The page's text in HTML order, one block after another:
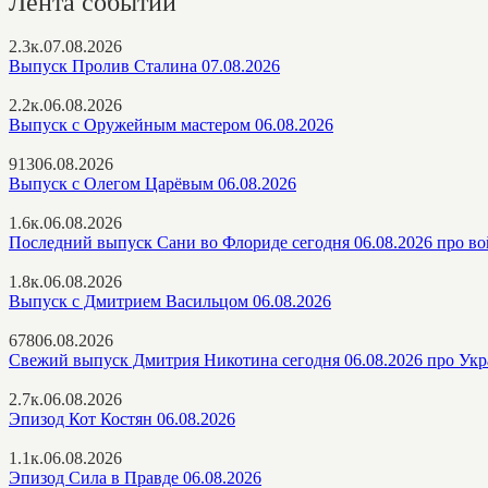
2.3к.07.08.2026
Выпуск Пролив Сталина 07.08.2026
2.2к.06.08.2026
Выпуск с Оружейным мастером 06.08.2026
91306.08.2026
Выпуск с Олегом Царёвым 06.08.2026
1.6к.06.08.2026
Последний выпуск Сани во Флориде сегодня 06.08.2026 про
1.8к.06.08.2026
Выпуск с Дмитрием Васильцом 06.08.2026
67806.08.2026
Свежий выпуск Дмитрия Никотина сегодня 06.08.2026 про
2.7к.06.08.2026
Эпизод Кот Костян 06.08.2026
1.1к.06.08.2026
Эпизод Сила в Правде 06.08.2026